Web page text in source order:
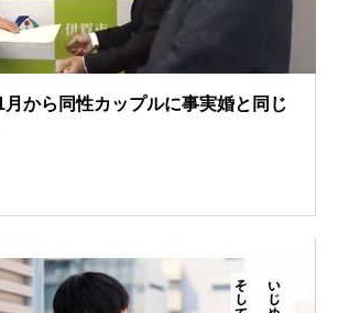
から同性カップルに事実婚と同じ